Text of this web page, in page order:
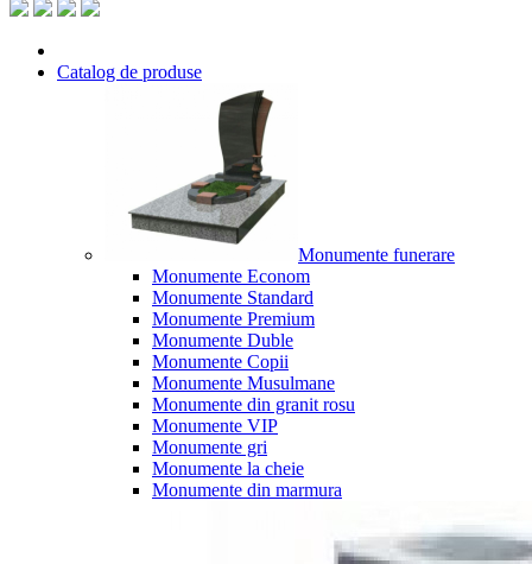
Catalog de produse
Monumente funerare
Monumente Econom
Monumente Standard
Monumente Premium
Monumente Duble
Monumente Copii
Monumente Musulmane
Monumente din granit rosu
Monumente VIP
Monumente gri
Monumente la cheie
Monumente din marmura